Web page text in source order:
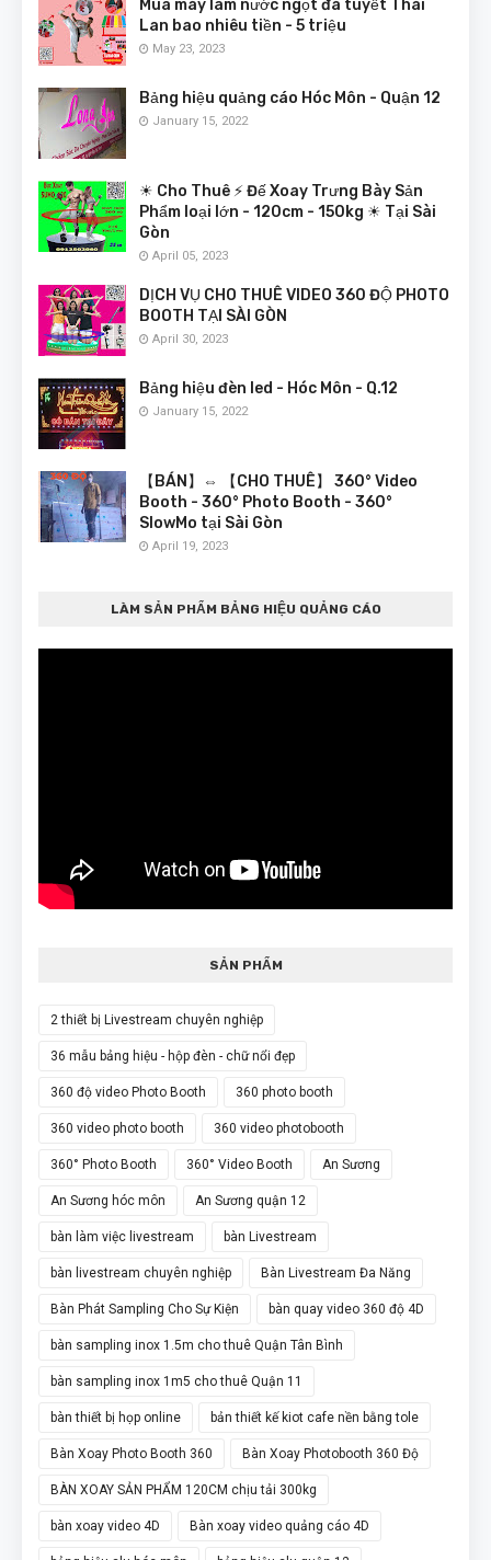
Mua máy làm nước ngọt đá tuyết Thái
Lan bao nhiêu tiền - 5 triệu
May 23, 2023
Bảng hiệu quảng cáo Hóc Môn - Quận 12
January 15, 2022
☀ Cho Thuê ⚡ Đế Xoay Trưng Bày Sản
Phẩm loại lớn - 120cm - 150kg ☀ Tại Sài
Gòn
April 05, 2023
DỊCH VỤ CHO THUÊ VIDEO 360 ĐỘ PHOTO
BOOTH TẠI SÀI GÒN
April 30, 2023
Bảng hiệu đèn led - Hóc Môn - Q.12
January 15, 2022
【BÁN】⇔ 【CHO THUÊ】 360° Video
Booth - 360° Photo Booth - 360°
SlowMo tại Sài Gòn
April 19, 2023
LÀM SẢN PHẨM BẢNG HIỆU QUẢNG CÁO
SẢN PHẨM
2 thiết bị Livestream chuyên nghiệp
36 mẫu bảng hiệu - hộp đèn - chữ nổi đẹp
360 độ video Photo Booth 360 photo booth
360 video photo booth 360 video photobooth
360° Photo Booth 360° Video Booth An Sương
An Sương hóc môn An Sương quận 12
bàn làm việc livestream bàn Livestream
bàn livestream chuyên nghiệp Bàn Livestream Đa Năng
Bàn Phát Sampling Cho Sự Kiện bàn quay video 360 độ 4D
bàn sampling inox 1.5m cho thuê Quận Tân Bình
bàn sampling inox 1m5 cho thuê Quận 11
bàn thiết bị họp online bản thiết kế kiot cafe nền bằng tole
Bàn Xoay Photo Booth 360 Bàn Xoay Photobooth 360 Độ
BÀN XOAY SẢN PHẨM 120CM chịu tải 300kg
bàn xoay video 4D Bàn xoay video quảng cáo 4D